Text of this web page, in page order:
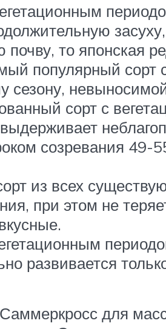
то японская
популярный сорт
сезону,
сорт с
созревания
из всех
при этом не
развивается
для